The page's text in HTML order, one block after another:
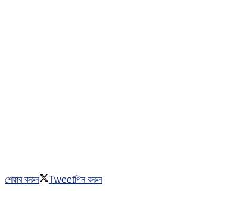
শেয়ার করুন Tweetপিন করুন